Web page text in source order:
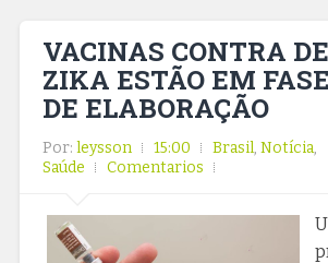
VACINAS CONTRA
ZIKA ESTÃO EM
DE ELABORAÇÃO
Por: leysson 15:00 Brasil, Notícia,
Saúde
Comentarios